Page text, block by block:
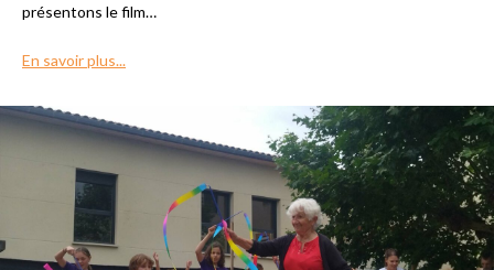
présentons le film…
En savoir plus...